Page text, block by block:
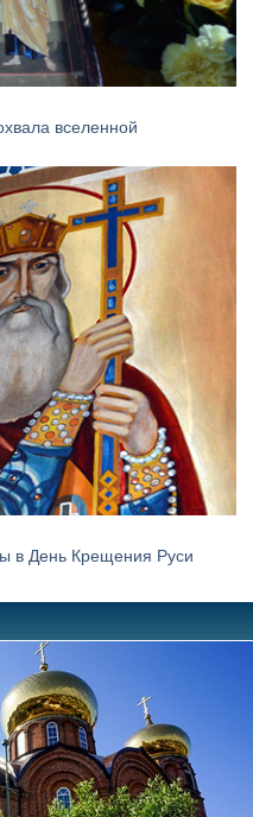
вселенной
в День Крещения Руси